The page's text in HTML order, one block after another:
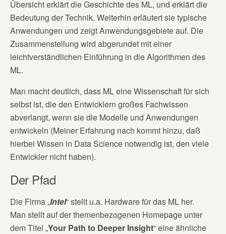
Übersicht erklärt die Geschichte des ML, und erklärt die
Bedeutung der Technik. Weiterhin erläutert sie typische
Anwendungen und zeigt Anwendungsgebiete auf. Die
Zusammenstellung wird abgerundet mit einer
leichtverständlichen Einführung in die Algorithmen des
ML.
Man macht deutlich, dass ML eine Wissenschaft für sich
selbst ist, die den Entwicklern großes Fachwissen
abverlangt, wenn sie die Modelle und Anwendungen
entwickeln (Meiner Erfahrung nach kommt hinzu, daß
hierbei Wissen in Data Science notwendig ist, den viele
Entwickler nicht haben).
Der Pfad
Die Firma „Intel“ stellt u.a. Hardware für das ML her.
Man stellt auf der themenbezogenen Homepage unter
dem Titel „Your Path to Deeper Insight“ eine ähnliche